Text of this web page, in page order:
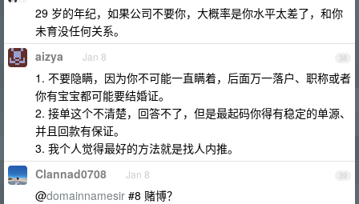
29 岁的年纪，如果公司不要你，大概率是你水平太差了，和你
未育没任何关系。
38
aizya Jan 8
1. 不要隐瞒，因为你不可能一直瞒着，后面万一落户、职称或者
你有宝宝都可能要结婚证。
2. 接单这个不清楚，回答不了，但是最起码你得有稳定的单源、
并且回款有保证。
3. 我个人觉得最好的方法就是找人内推。
39
Clannad0708 Jan 8
@domainnamesir #8 赌博？